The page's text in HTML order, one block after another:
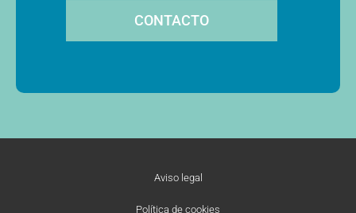
CONTACTO
Aviso legal
Política de cookies